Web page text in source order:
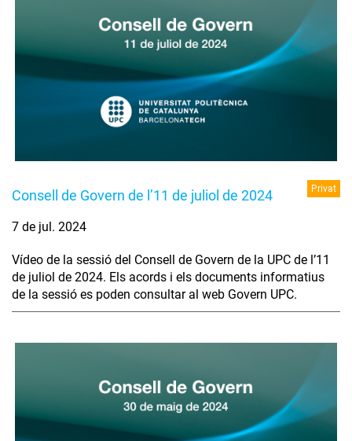
Consell de Govern de l’11 de juliol de 2024 Privat
7 de jul. 2024
Vídeo de la sessió del Consell de Govern de la UPC de l’11
de juliol de 2024. Els acords i els documents informatius
de la sessió es poden consultar al web Govern UPC.